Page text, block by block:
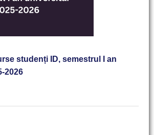
studenți ID, semestrul I an
2026